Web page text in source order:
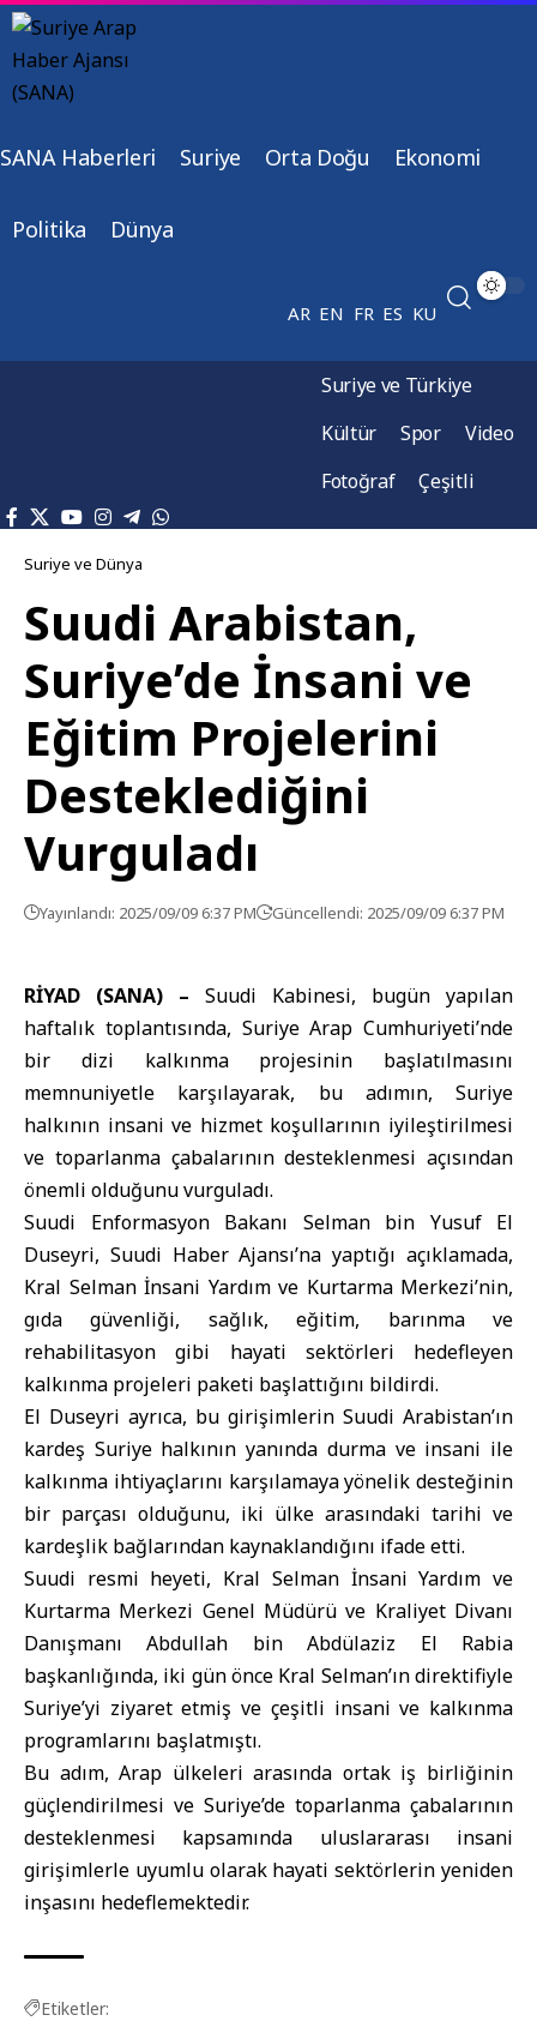
SANA Haberleri Suriye Orta Doğu Ekonomi
Politika Dünya
AR EN FR ES KU
Suriye ve Türkiye
Kültür
Spor
Video
Fotoğraf
Çeşitli
Suriye ve Dünya
Suudi Arabistan,
Suriye’de İnsani ve
Eğitim Projelerini
Desteklediğini
Vurguladı
Yayınlandı: 2025/09/09 6:37 PM Güncellendi: 2025/09/09 6:37 PM
RİYAD (SANA) – Suudi Kabinesi, bugün yapılan
haftalık toplantısında, Suriye Arap Cumhuriyeti’nde
bir dizi kalkınma projesinin başlatılmasını
memnuniyetle karşılayarak, bu adımın, Suriye
halkının insani ve hizmet koşullarının iyileştirilmesi
ve toparlanma çabalarının desteklenmesi açısından
önemli olduğunu vurguladı.
Suudi Enformasyon Bakanı Selman bin Yusuf El
Duseyri, Suudi Haber Ajansı’na yaptığı açıklamada,
Kral Selman İnsani Yardım ve Kurtarma Merkezi’nin,
gıda güvenliği, sağlık, eğitim, barınma ve
rehabilitasyon gibi hayati sektörleri hedefleyen
kalkınma projeleri paketi başlattığını bildirdi.
El Duseyri ayrıca, bu girişimlerin Suudi Arabistan’ın
kardeş Suriye halkının yanında durma ve insani ile
kalkınma ihtiyaçlarını karşılamaya yönelik desteğinin
bir parçası olduğunu, iki ülke arasındaki tarihi ve
kardeşlik bağlarından kaynaklandığını ifade etti.
Suudi resmi heyeti, Kral Selman İnsani Yardım ve
Kurtarma Merkezi Genel Müdürü ve Kraliyet Divanı
Danışmanı Abdullah bin Abdülaziz El Rabia
başkanlığında, iki gün önce Kral Selman’ın direktifiyle
Suriye’yi ziyaret etmiş ve çeşitli insani ve kalkınma
programlarını başlatmıştı.
Bu adım, Arap ülkeleri arasında ortak iş birliğinin
güçlendirilmesi ve Suriye’de toparlanma çabalarının
desteklenmesi kapsamında uluslararası insani
girişimlerle uyumlu olarak hayati sektörlerin yeniden
inşasını hedeflemektedir.
Etiketler: